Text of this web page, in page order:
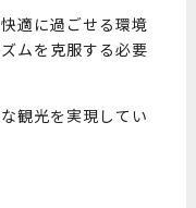
適に過ごせる環境
ムを克服する必要
観光を実現してい